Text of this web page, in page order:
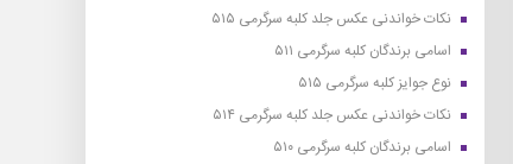
نکات خواندنی عکس جلد کلبه سرگرمی ۵۱۵
اسامی برندگان کلبه سرگرمی ۵۱۱
نوع جوایز کلبه سرگرمی ۵۱۵
نکات خواندنی عکس جلد کلبه سرگرمی ۵۱۴
اسامی برندگان کلبه سرگرمی ۵۱۰